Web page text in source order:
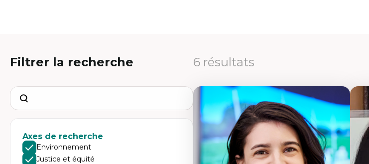
Filtrer la recherche
Search
Axes de recherche
Environnement
Justice et équité
6 résultats